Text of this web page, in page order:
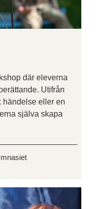
där eleverna
Utifrån
händelse eller en
själva skapa